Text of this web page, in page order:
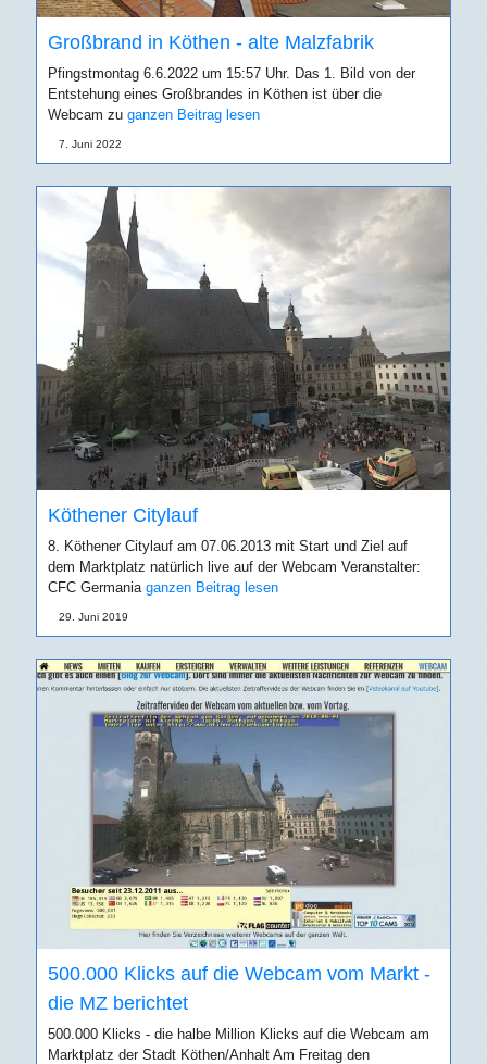
Großbrand in Köthen - alte Malzfabrik
Pfingstmontag 6.6.2022 um 15:57 Uhr. Das 1. Bild von der
Entstehung eines Großbrandes in Köthen ist über die
Webcam zuganzen Beitrag lesen
7. Juni 2022
Köthener Citylauf
8. Köthener Citylauf am 07.06.2013 mit Start und Ziel auf
dem Marktplatz natürlich live auf der Webcam Veranstalter:
CFC Germaniaganzen Beitrag lesen
29. Juni 2019
500.000 Klicks auf die Webcam vom Markt -
die MZ berichtet
500.000 Klicks - die halbe Million Klicks auf die Webcam am
Marktplatz der Stadt Köthen/Anhalt Am Freitag den